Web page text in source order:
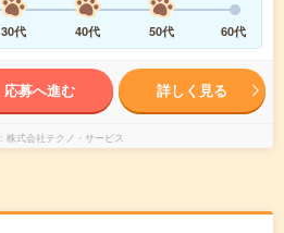
30代 40代 50代 60代
応募へ進む 詳しく見る
株式会社テクノ・サービス